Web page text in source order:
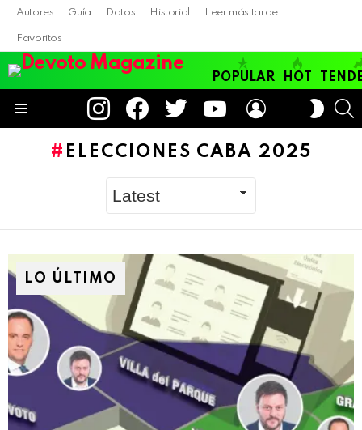
Autores Guía Datos Historial Leer más tarde
Favoritos
POPULAR HOT
instagramfacebooktwitter youtube
SKIN
ELECCIONES CABA 2025
LO ÚLTIMO